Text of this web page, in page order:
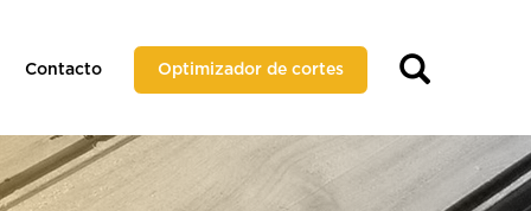
Contacto Optimizador de cortes